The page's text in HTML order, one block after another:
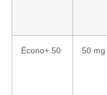
Écono+ 50 50 mg